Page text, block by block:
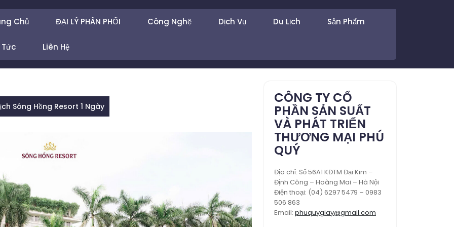
Chủ ĐẠI LÝ PHÂN PHỐI Công Nghệ Dịch Vụ Du Lịch Sản Phẩm
Tức Liên Hệ
Sông Hồng Resort 1 Ngày
CÔNG TY CỔ
PHẦN SẢN SUẤT
VÀ PHÁT TRIỂN
THƯƠNG MẠI PHÚ
QUÝ
Địa chỉ: Số 56A1 KĐTM Đại Kim –
Định Công – Hoàng Mai – Hà Nội
Điện thoại: (04) 6297 5479 – 0983
506 863
Email: phuquygiay@gmail.com